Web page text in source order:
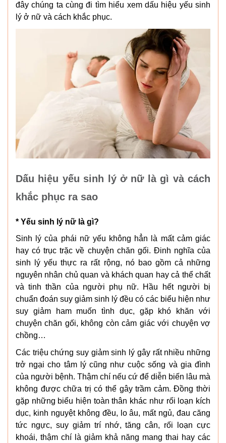
đây chúng ta cùng đi tìm hiểu xem dấu hiệu yếu sinh
lý ở nữ và cách khắc phục.
Dấu hiệu yếu sinh lý ở nữ là gì và cách
khắc phục ra sao
* Yếu sinh lý nữ là gì?
Sinh lý của phái nữ yếu không hẳn là mất cảm giác
hay có trục trặc về chuyện chăn gối. Đinh nghĩa của
sinh lý yếu thực ra rất rộng, nó bao gồm cả những
nguyên nhân chủ quan và khách quan hay cả thể chất
và tinh thần của người phụ nữ. Hầu hết người bị
chuẩn đoán suy giảm sinh lý đều có các biểu hiện như
suy giảm ham muốn tình dục, gặp khó khăn với
chuyện chăn gối, không còn cảm giác với chuyện vợ
chồng…
Các triệu chứng suy giảm sinh lý gây rất nhiều những
trở ngại cho tâm lý cũng như cuộc sống và gia đình
của người bệnh. Thậm chí nếu cứ để diễn biến lâu mà
không được chữa trị có thể gây trầm cảm. Đồng thời
gặp những biểu hiện toàn thân khác như rối loạn kích
dục, kinh nguyệt không đều, lo âu, mất ngủ, đau căng
tức ngực, suy giảm trí nhớ, tăng cân, rối loạn cực
khoái, thậm chí là giảm khả năng mang thai hay các